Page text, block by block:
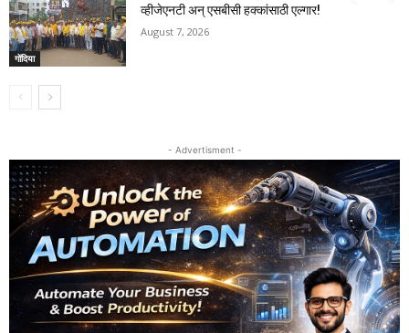
गोंदिया
व्हीजेएनटी अन् एसबीसी हक्कांसाठी एल्गार!
August 7, 2026
- Advertisment -